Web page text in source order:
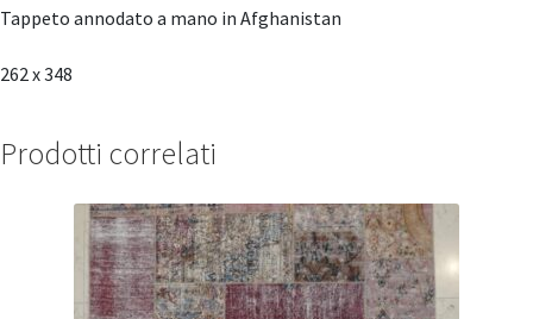
Tappeto annodato a mano in Afghanistan
262 x 348
Prodotti correlati